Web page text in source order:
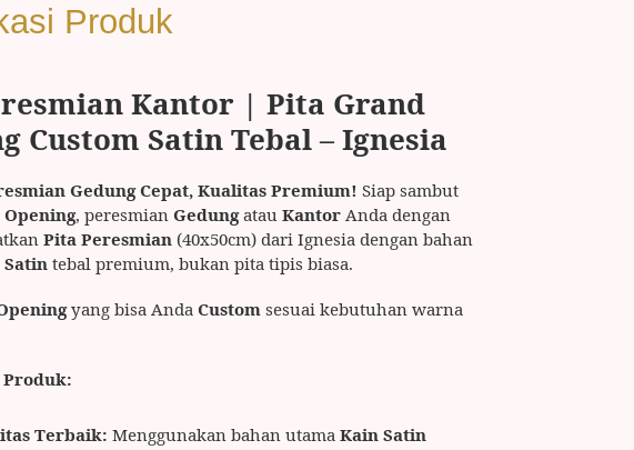
Produk
Kantor | Pita Grand
Custom Satin Tebal – Ignesia
Gedung Cepat, Kualitas Premium! Siap sambut
, peresmian Gedungatau Kantor Anda dengan
Pita Peresmian (40x50cm) dari Ignesia dengan bahan
Satin tebal premium, bukan pita tipis biasa.
yang bisa Anda Custom sesuai kebutuhan warna
Produk:
Terbaik: Menggunakan bahan utama Kain Satin